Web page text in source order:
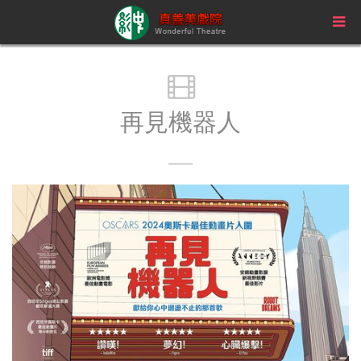
再見機器人